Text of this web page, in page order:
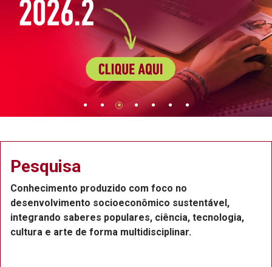
produzido com foco no
socioeconômico sustentável,
saberes populares, ciência, tecnologia,
arte de forma multidisciplinar.